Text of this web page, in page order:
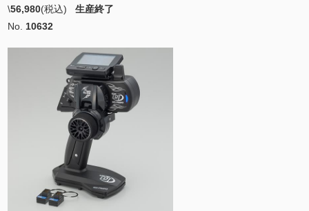
\56,980(税込) 生産終了
No. 10632